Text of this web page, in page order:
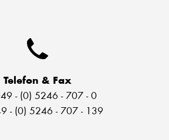
Telefon & Fax
- (0) 5246 - 707 - 0
- (0) 5246 - 707 - 139